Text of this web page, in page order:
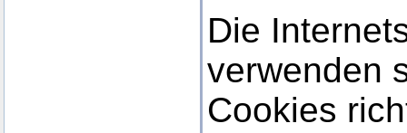
Die
verwenden
Cookies